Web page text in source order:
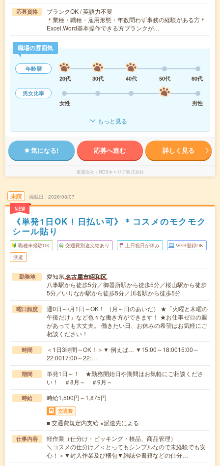
応募資格
ブランクOK / 英語力不要
＊業種・職種・雇用形態・年数問わず事務の経験がある方＊
Excel,Word基本操作できる方ブランクが…
職場の雰囲気
年齢層
20代
30代 40代 50代
60代
男女比率
女性
男性
もっと見る
気になる! 応募へ進む 詳しく見る
派遣会社 NDSキャリア株式会社
未読
NEW
掲載日 2026/08/07
《単発1日OK！日払い可》＊コスメのモクモク
シール貼り
職種未経験OK 交通費別途支給あり 土日祝日が休み WEB登録OK
派遣
勤務地 愛知県名古屋市昭和区
八事駅から徒歩5分／御器所駅から徒歩5分／桜山駅から徒歩
5分／いりなか駅から徒歩5分／川名駅から徒歩5分
曜日頻度
週0日～/月1日～OK！ （月～日のあいだ） ★「火曜と木曜の
午後だけ」など色々な働き方ができます！ ★お仕事ゼロの週
があっても大丈夫。 働きたい日、お休みの希望はお気軽にご
相談ください！
時間
＜1日3時間～OK！＞▼ 例えば… ▼15:00～18:0015:00～
22:0017:00～22:…
期間
単発1日～！ ★勤務開始日や期間はお気軽にご相談くださ
い！ ＃8月～ ＃9月～
時給 時給1,500円～1,875円
交通費
■ 交通費規定内支給 ※派遣先による
仕事内容
軽作業（仕分け・ピッキング・検品、商品管理）
＼コスメの仕分け／＜とってもシンプルなので未経験でも安
心！＞▼封入作業及び梱包▼雑誌や書籍などの仕分…